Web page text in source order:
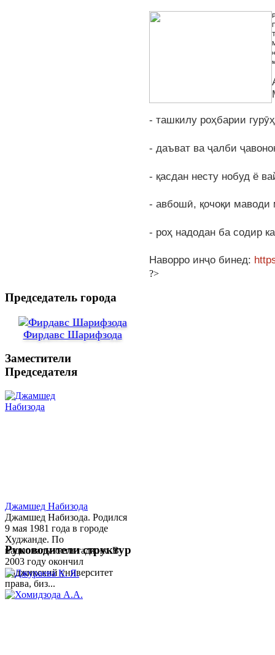
- ташкилу роҳбарии
- даъват ва ҷалби
- қасдан несту нобуд ё
- авбошӣ, қочоқи
- роҳ надодан ба содир
Наворро инҷо бинед:
?>
Председатель города
Фирдавс Шарифзода
Заместители
Председателя
Джамшед Набизода
Джамшед Набизода. Родился
9 мая 1981 года в городе
Худжанде. По
национальности таджик. В
2003 году окончил
Таджикский университет
права, биз...
Руководители структур